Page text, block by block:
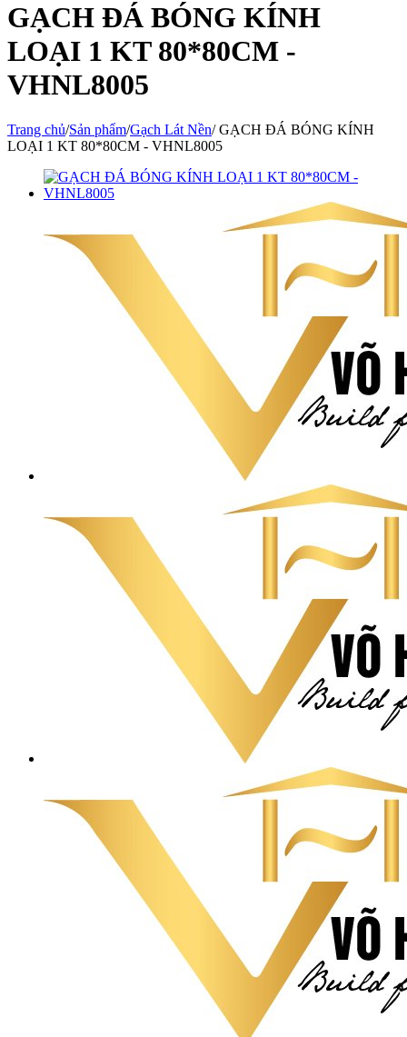
GẠCH ĐÁ BÓNG KÍNH
LOẠI 1 KT 80*80CM -
VHNL8005
Trang chủ/Sản phẩm/Gạch Lát Nền/GẠCH ĐÁ BÓNG KÍNH
LOẠI 1 KT 80*80CM - VHNL8005